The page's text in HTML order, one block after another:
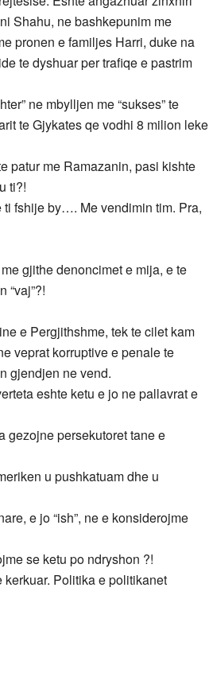
Shahu, ne bashkepunim me
pronen e familjes Harri, duke na
te dyshuar per trafiqe e pastrim
ne mbylljen me “sukses” te
te Gjykates qe vodhi 8 milion leke
patur me Ramazanin, pasi kishte
ti?!
ti fshije by…. Me vendimin tim. Pra,
gjithe denoncimet e mija, e te
“vaj”?!
e Pergjithshme, tek te cilet kam
veprat korruptive e penale te
gjendjen ne vend.
eshte ketu e jo ne pallavrat e
gezojne persekutoret tane e
u pushkatuam dhe u
e jo “ish”, ne e konsiderojme
se ketu po ndryshon ?!
Politika e politikanet